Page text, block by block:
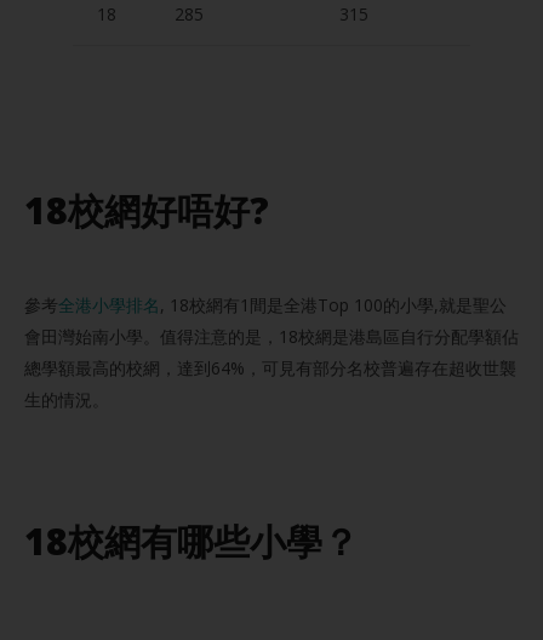
18 285 315
18校網好唔好?
參考全港小學排名, 18校網有1間是全港Top 100的小學,就是聖公
會田灣始南小學。值得注意的是，18校網是港島區自行分配學額佔
總學額最高的校網，達到64%，可見有部分名校普遍存在超收世襲
生的情況。
18校網有哪些小學？